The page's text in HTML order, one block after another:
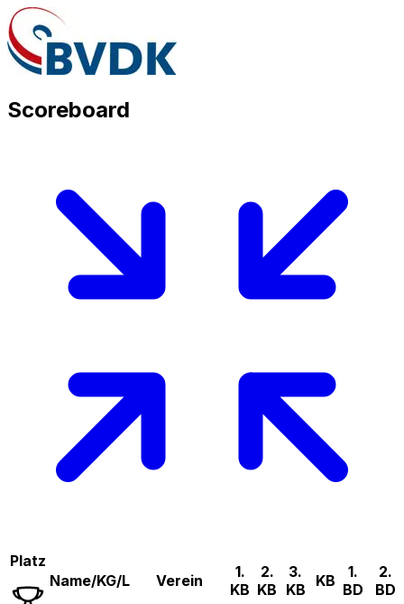
Scoreboard
Platz
Name/KG/L
Verein
1.
KB
2.
KB
3.
KB
KB
1.
BD
2.
BD